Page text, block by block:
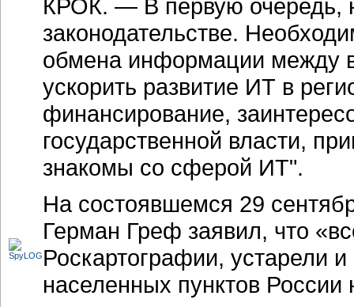
КРОК. — В первую очередь,
законодательстве.
обмена информации между
ускорить развитие ИТ в
финансирование,
государственной власти,
знакомы со сферой ИТ".
На состоявшемся 29
Герман Греф заявил, что
Роскартографии, устарели
населенных пунктов